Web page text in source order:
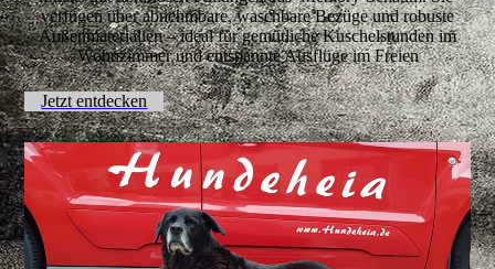
verfügen über abnehmbare, waschbare Bezüge und robuste
Außenmaterialien – ideal für gemütliche Kuschelstunden im
Wohnzimmer und entspannte Ausflüge im Freien
Jetzt entdecken